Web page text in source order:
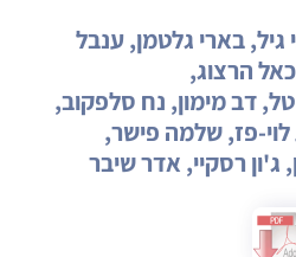
גיל, בארי גלטמן, ענבל
הרצוג,
טל, דב מימון, נח סלפקוב,
לוי-פז, שלמה פישר,
ג'ון רסקיי, אדר שיבר